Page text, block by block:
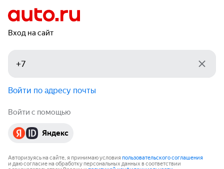
Вход на сайт
Войти по адресу почты
Войти с помощью
Яндекс
Авторизуясь на сайте, я принимаю условия пользовательского соглашения
и даю согласие на обработку персональных данных в соответствии